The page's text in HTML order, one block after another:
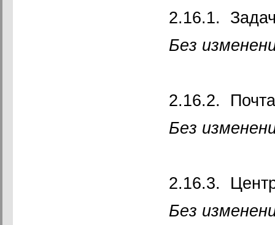
2.16.1.
Без
2.16.2.
Без
2.16.3.
Без